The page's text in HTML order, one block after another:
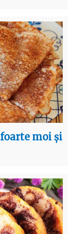
moi și